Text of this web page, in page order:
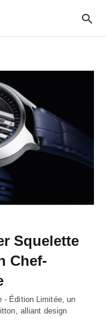
Squelette
Chef-
- Édition Limitée, un
alliant design